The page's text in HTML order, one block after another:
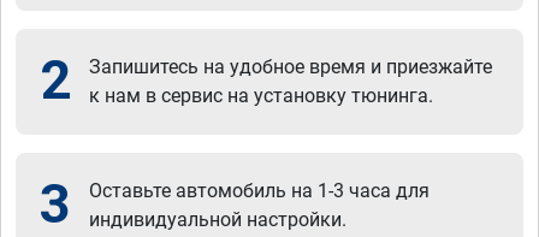
2
Запишитесь на удобное время и приезжайте
к нам в сервис на установку тюнинга.
3
Оставьте автомобиль на 1-3 часа для
индивидуальной настройки.